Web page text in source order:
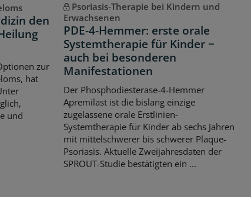
den
zur
hat
und
Psoriasis-Therapie bei Kindern und
Erwachsenen
PDE-4-Hemmer: erste orale
Systemtherapie für Kinder −
auch bei besonderen
Manifestationen
Der Phosphodiesterase-4-Hemmer
Apremilast ist die bislang einzige
zugelassene orale Erstlinien-
Systemtherapie für Kinder ab sechs Jahren
mit mittelschwerer bis schwerer Plaque-
Psoriasis. Aktuelle Zweijahresdaten der
SPROUT-Studie bestätigten ein ...